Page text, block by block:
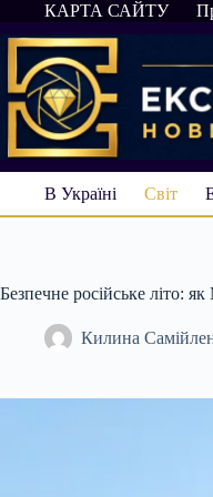
Перейти
до
вмісту
КАРТА САЙТУ
В Україні Світ
Безпечне російське літо:
Килина